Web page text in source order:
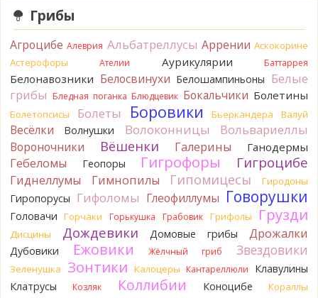
точно нет! P.S. Вячеслав, мы ждём ваших подтверждений
насчёт того, что на разных фото не один и тот же гриб. Они
хорошо было бы упорядочить это с вашим участием.
Разные грибы нужно разнести по разным вопросам!
BorisM Однозначно польский!
BorisM
Николай, дайте уточнение насчёт изменения
цвета гриба на срезе. Без этой информации до конца
сложно выбрать между жёлтым и собачьим груздями!
19 часов назад
BorisM Очевидный подберезовик!
19 часов назад
Verona Рядовка скученная.
2 дня назад
Юрий
Только сосны. Любит молодняк и растёт ещё по
2 дня назад
Грибы
Агроцибе Алеврия Альбатреллусы Аррении Аскокорине
Астерофоры
Ателии Аурикулярии Баттаррея
Белонавозники Белосвинухи Белошампиньоны Белые
грибы Бледная поганка Блюдцевик Бокальчики Болетины
Болетопсисы Болеты Боровики Бьеркандера Валуй
Весёлки Волнушки Волоконницы Вольвариеллы
Вороночники Вёшенки Галерины Ганодермы
Гебеломы Геопоры Гигрофоры Гигроцибе
Гиднеллумы Гимнопилы Гипомицесы Гиродоны
Гиропорусы Гифоломы Глеофиллумы Говорушки
Головачи Горчаки Горькушка Грабовик Грифолы Грузди
Дисцины Дождевики Домовые грибы Дрожалки
Дубовики Ежовики Жёлчный гриб Звездовики
Зеленушка Зонтики Калоцеры Кантареллюли
Клавулины
Клатрусы
Козляк Коллибии Коноцибе Кораллы